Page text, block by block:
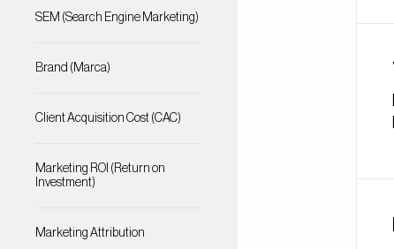
SEM (Search Engine Marketing)
Brand (Marca)
Client Acquisition Cost (CAC)
Marketing ROI (Return on
Investment)
Marketing Attribution